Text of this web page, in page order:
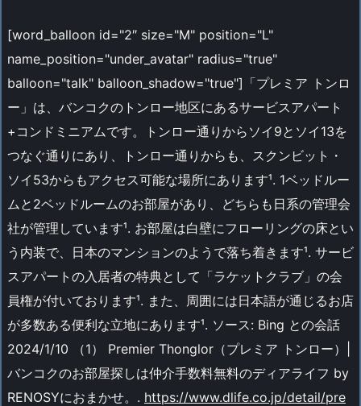
[word_balloon id="2″ size="M" position="L"
name_position="under_avatar" radius="true"
balloon="talk" balloon_shadow="true"]「プレミア トンロ
ー」は、バンコクのトンロー地区にあるサービスアパート
+コンドミニアムです。トンロー通りからソイ9とソイ13を
つなぐ通りにあり、トンロー通りからも、スクンビット・
ソイ53からもアクセス可能な場所にあります¹. 1ベッドルー
ムと2ベッドルームのお部屋があり、どちらも日系の管理会
社が管理しています¹. お部屋は白壁にフローリングの床とい
う内装で、日本のマンションのようで落ち着きます¹. サービ
スアパートの入居者の特典として「ラケットクラブ」の会
員権が付いております¹. また、周囲には日本語が通じるお店
が多数ある便利な立地にあります¹. ソース: Bing との会話
2024/1/10 （1） Premier Thonglor（プレミア トンロー）|
バンコクのお部屋探しは仲介手数料無料のディアライフ by
RENOSYにおまかせ。. https://www.dlife.co.jp/detail/pre